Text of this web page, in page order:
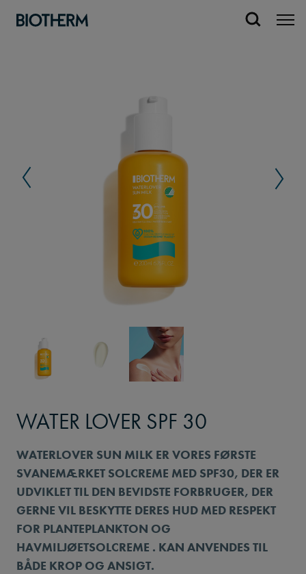
WATER LOVER SPF 30
WATERLOVER SUN MILK ER VORES FØRSTE
SVANEMÆRKET SOLCREME MED SPF30, DER ER
UDVIKLET TIL DEN BEVIDSTE FORBRUGER, DER
GERNE VIL BESKYTTE DERES HUD MED RESPEKT
FOR PLANTEPLANKTON OG
HAVMILJØETSOLCREME . KAN ANVENDES TIL
BÅDE KROP OG ANSIGT.